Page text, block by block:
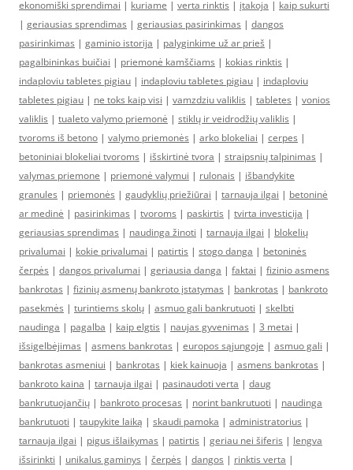
ekonomiški sprendimai | kuriame | verta rinktis | įtakoja | kaip sukurti
| geriausias sprendimas | geriausias pasirinkimas | dangos
pasirinkimas | gaminio istorija | palyginkime už ar prieš |
pagalbininkas buičiai | priemonė kamščiams | kokias rinktis |
indaploviu tabletes pigiau | indaploviu tabletes pigiau | indaploviu
tabletes pigiau | ne toks kaip visi | vamzdziu valiklis | tabletes | vonios
valiklis | tualeto valymo priemonė | stiklų ir veidrodžių valiklis |
tvoroms iš betono | valymo priemonės | arko blokeliai | cerpes |
betoniniai blokeliai tvoroms | išskirtinė tvora | straipsnių talpinimas |
valymas priemone | priemonė valymui | rulonais | išbandykite
granules | priemonės | gaudyklių priežiūrai | tarnauja ilgai | betoninė
ar medinė | pasirinkimas | tvoroms | paskirtis | tvirta investicija |
geriausias sprendimas | naudinga žinoti | tarnauja ilgai | blokelių
privalumai | kokie privalumai | patirtis | stogo danga | betoninės
čerpės | dangos privalumai | geriausia danga | faktai | fizinio asmens
bankrotas | fizinių asmenų bankroto įstatymas | bankrotas | bankroto
pasekmės | turintiems skolų | asmuo gali bankrutuoti | skelbti
naudinga | pagalba | kaip elgtis | naujas gyvenimas | 3 metai |
išsigelbėjimas | asmens bankrotas | europos sąjungoje | asmuo gali |
bankrotas asmeniui | bankrotas | kiek kainuoja | asmens bankrotas |
bankroto kaina | tarnauja ilgai | pasinaudoti verta | daug
bankrutuojančių | bankroto procesas | norint bankrutuoti | naudinga
bankrutuoti | taupykite laiką | skaudi pamoka | administratorius |
tarnauja ilgai | pigus išlaikymas | patirtis | geriau nei šiferis | lengva
išsirinkti | unikalus gaminys | čerpės | dangos | rinktis verta |